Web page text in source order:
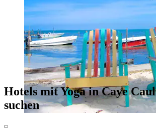
Hotels mit Yoga in Caye
suchen